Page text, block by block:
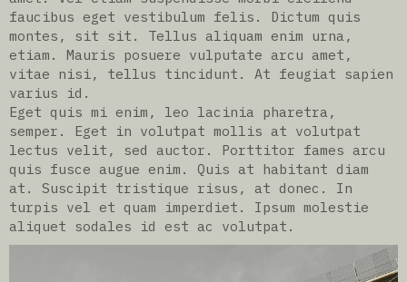
faucibus eget vestibulum felis. Dictum quis
montes, sit sit. Tellus aliquam enim urna,
etiam. Mauris posuere vulputate arcu amet,
vitae nisi, tellus tincidunt. At feugiat sapien
varius id.
Eget quis mi enim, leo lacinia pharetra,
semper. Eget in volutpat mollis at volutpat
lectus velit, sed auctor. Porttitor fames arcu
quis fusce augue enim. Quis at habitant diam
at. Suscipit tristique risus, at donec. In
turpis vel et quam imperdiet. Ipsum molestie
aliquet sodales id est ac volutpat.